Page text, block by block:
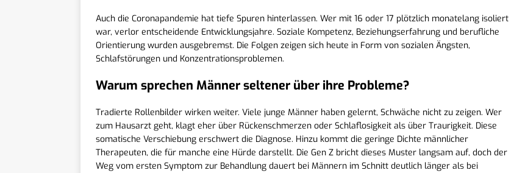
Auch die Coronapandemie hat tiefe Spuren hinterlassen. Wer mit 16 oder 17 plötzlich monatelang isoliert
war, verlor entscheidende Entwicklungsjahre. Soziale Kompetenz, Beziehungserfahrung und berufliche
Orientierung wurden ausgebremst. Die Folgen zeigen sich heute in Form von sozialen Ängsten,
Schlafstörungen und Konzentrationsproblemen.
Warum sprechen Männer seltener über ihre Probleme?
Tradierte Rollenbilder wirken weiter. Viele junge Männer haben gelernt, Schwäche nicht zu zeigen. Wer
zum Hausarzt geht, klagt eher über Rückenschmerzen oder Schlaflosigkeit als über Traurigkeit. Diese
somatische Verschiebung erschwert die Diagnose. Hinzu kommt die geringe Dichte männlicher
Therapeuten, die für manche eine Hürde darstellt. Die Gen Z bricht dieses Muster langsam auf, doch der
Weg vom ersten Symptom zur Behandlung dauert bei Männern im Schnitt deutlich länger als bei